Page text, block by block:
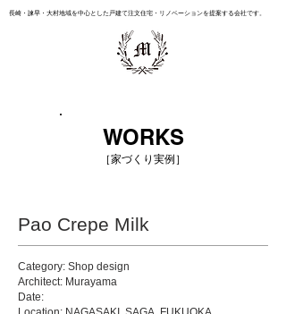
長崎・諫早・大村地域を中心とした戸建て注文住宅・リノベーションを提案する会社です。
WORKS
［家づくり実例］
Pao Crepe Milk
Category: Shop design
Architect: Murayama
Date: